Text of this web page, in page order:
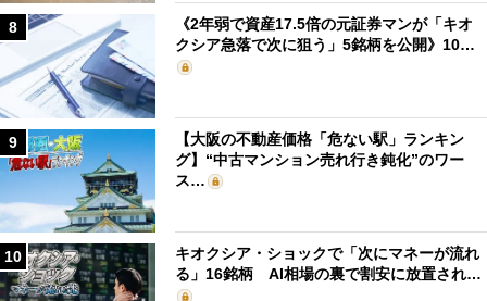
8
《2年弱で資産17.5倍の元証券マンが「キオ
クシア急落で次に狙う」5銘柄を公開》10…
9
【大阪の不動産価格「危ない駅」ランキン
グ】“中古マンション売れ行き鈍化”のワー
ス…
10
キオクシア・ショックで「次にマネーが流れ
る」16銘柄 AI相場の裏で割安に放置され…